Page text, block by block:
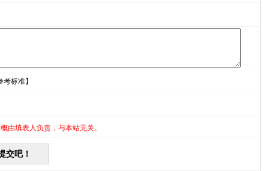
考标准】
由填表人负责，与本站无关。